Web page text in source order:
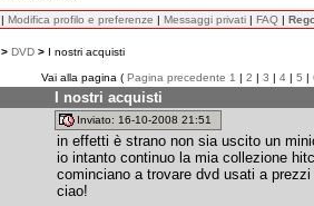
| Modifica profilo e preferenze | Messaggi privati | FAQ |
> DVD > I nostri acquisti
Vai alla pagina ( Pagina precedente 1 | 2 | 3 | 4 | 5 |
I nostri acquisti
Inviato: 16-10-2008 21:51
in effetti è strano non sia uscito un
io intanto continuo la mia collezione
cominciano a trovare dvd usati a
ciao!